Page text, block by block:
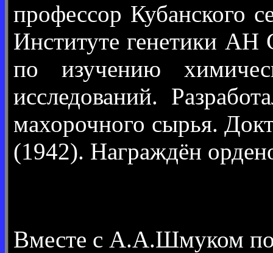
профессор Кубанского
Институте генетики
по изучению
исследований.
махорочного сырья.
(1942). Награждён
Вместе с А.А.Шмуком